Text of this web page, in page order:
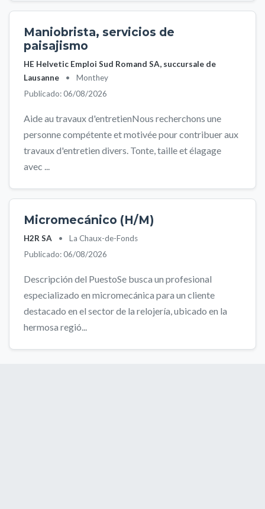
Maniobrista, servicios de
paisajismo
HE Helvetic Emploi Sud Romand SA, succursale de
Lausanne
•
Monthey
Publicado: 06/08/2026
Aide au travaux d'entretienNous recherchons une
personne compétente et motivée pour contribuer aux
travaux d'entretien divers. Tonte, taille et élagage
avec ...
Micromecánico (H/M)
H2R SA •
La Chaux-de-Fonds
Publicado: 06/08/2026
Descripción del PuestoSe busca un profesional
especializado en micromecánica para un cliente
destacado en el sector de la relojería, ubicado en la
hermosa regió...